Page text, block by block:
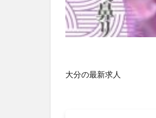
大分の最新求人